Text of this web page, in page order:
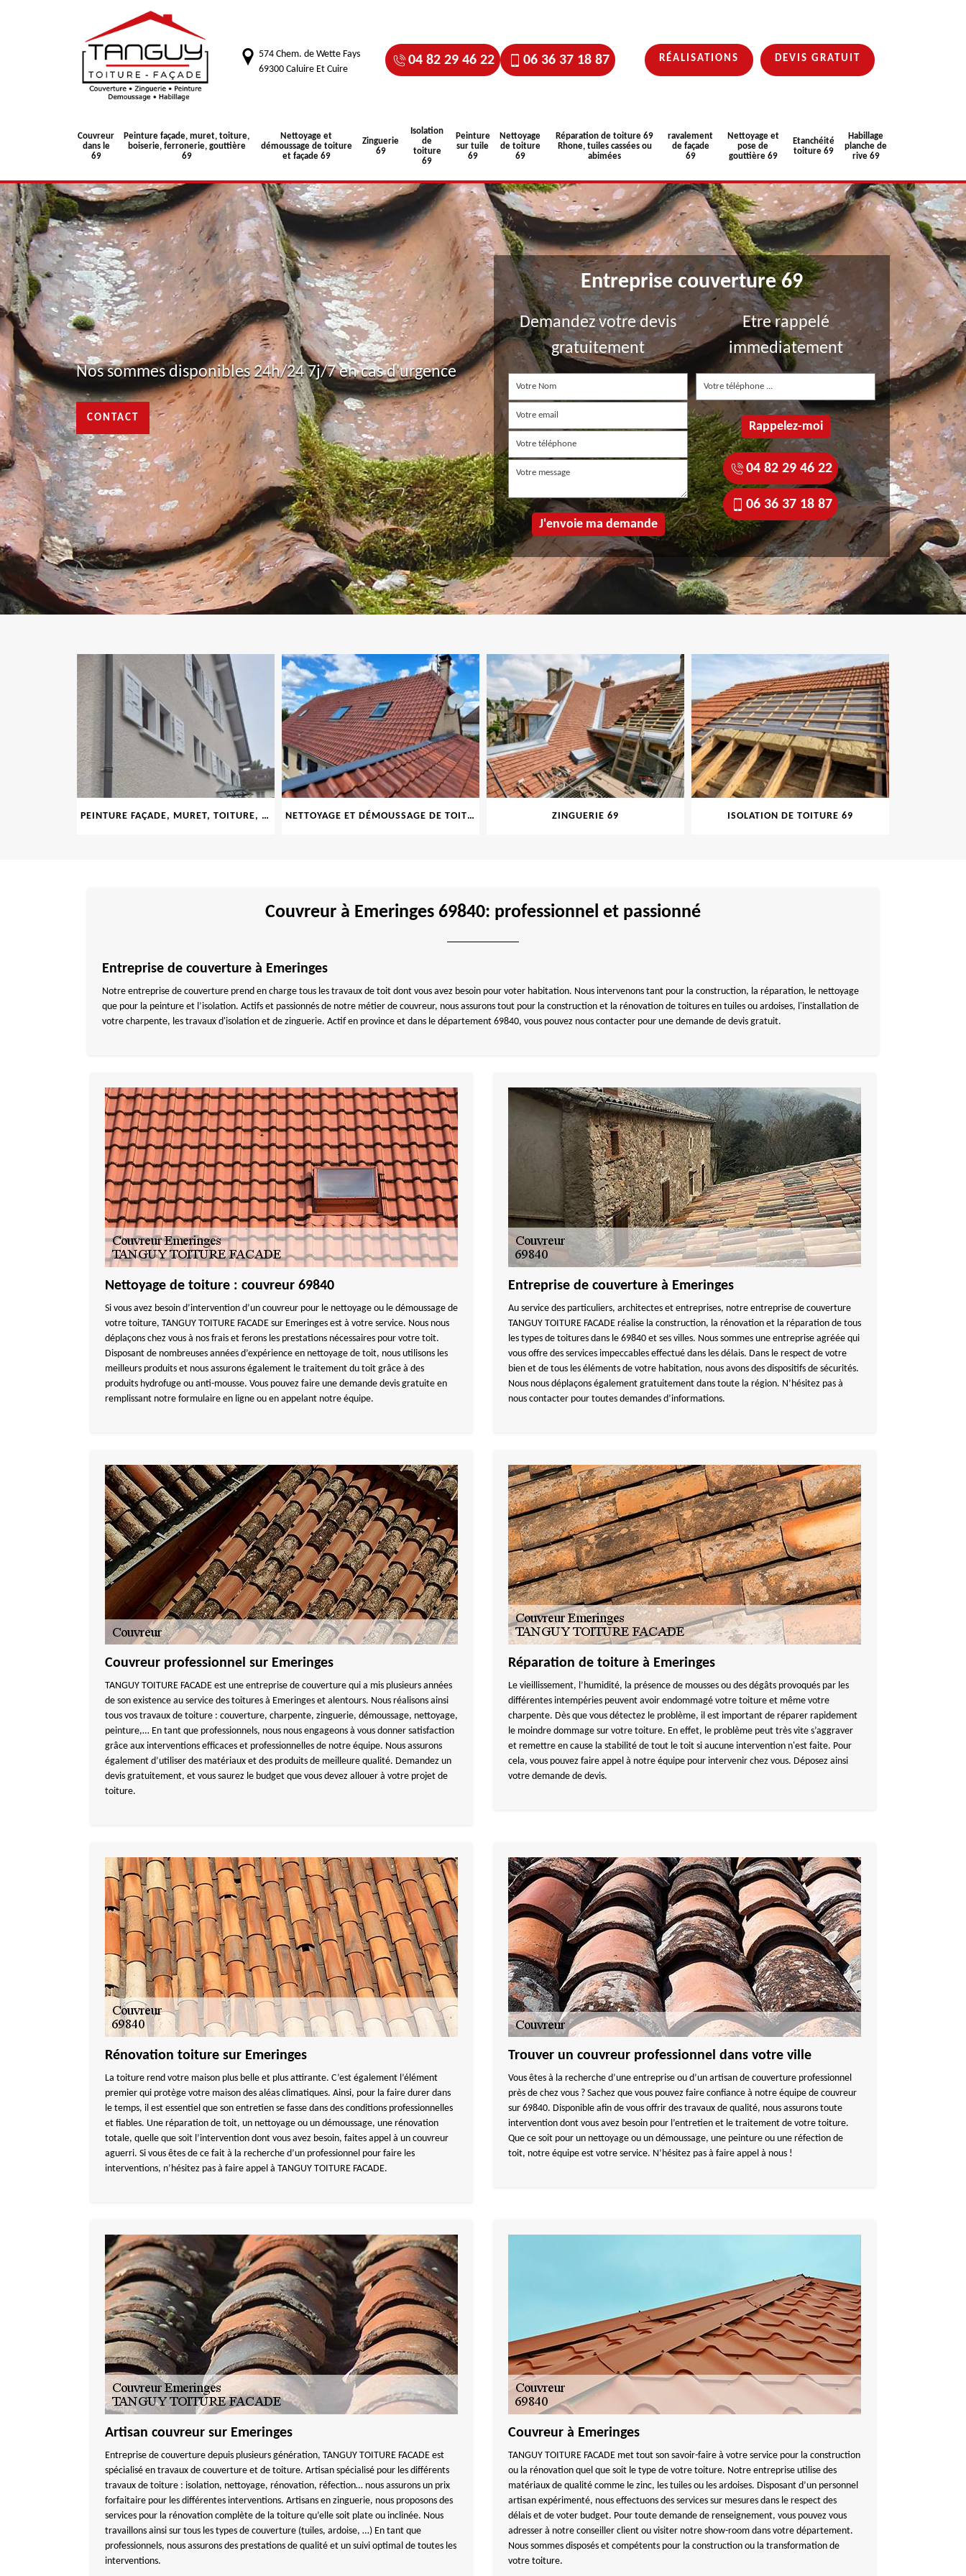
574 Chem. de Wette Fays
69300 Caluire Et Cuire
04 82 29 46 22 06 36 37 18 87 RÉALISATIONS DEVIS GRATUIT
Couvreur
dans le
69
Peinture façade, muret, toiture,
boiserie, ferronerie, gouttière
69
Nettoyage et
démoussage de toiture
et façade 69
Zinguerie
69
Isolation
de
toiture
69
Peinture
sur tuile
69
Nettoyage
de toiture
69
Réparation de toiture 69
Rhone, tuiles cassées ou
abimées
ravalement
de façade
69
Nettoyage et
pose de
gouttière 69
Etanchéité
toiture 69
Habillage
planche de
rive 69
Nos sommes disponibles 24h/24 7j/7 en cas d'urgence
CONTACT
Entreprise couverture 69
Demandez votre devis
gratuitement
Etre rappelé
immediatement
04 82 29 46 22
06 36 37 18 87
PEINTURE FAÇADE, MURET, TOITURE, BOISERIE, FERRONERIE, GOUTTIÈRE 69 NETTOYAGE ET DÉMOUSSAGE DE TOITURE ET FAÇADE 69 ZINGUERIE 69 ISOLATION DE TOITURE 69
Couvreur à Emeringes 69840: professionnel et passionné
Entreprise de couverture à Emeringes
Notre entreprise de couverture prend en charge tous les travaux de toit dont vous avez besoin pour voter habitation. Nous intervenons tant pour la construction, la réparation, le nettoyage
que pour la peinture et l’isolation. Actifs et passionnés de notre métier de couvreur, nous assurons tout pour la construction et la rénovation de toitures en tuiles ou ardoises, l'installation de
votre charpente, les travaux d'isolation et de zinguerie. Actif en province et dans le département 69840, vous pouvez nous contacter pour une demande de devis gratuit.
Nettoyage de toiture : couvreur 69840
Si vous avez besoin d’intervention d’un couvreur pour le nettoyage ou le démoussage de
votre toiture, TANGUY TOITURE FACADE sur Emeringes est à votre service. Nous nous
déplaçons chez vous à nos frais et ferons les prestations nécessaires pour votre toit.
Disposant de nombreuses années d’expérience en nettoyage de toit, nous utilisons les
meilleurs produits et nous assurons également le traitement du toit grâce à des
produits hydrofuge ou anti-mousse. Vous pouvez faire une demande devis gratuite en
remplissant notre formulaire en ligne ou en appelant notre équipe.
Entreprise de couverture à Emeringes
Au service des particuliers, architectes et entreprises, notre entreprise de couverture
TANGUY TOITURE FACADE réalise la construction, la rénovation et la réparation de tous
les types de toitures dans le 69840 et ses villes. Nous sommes une entreprise agréée qui
vous offre des services impeccables effectué dans les délais. Dans le respect de votre
bien et de tous les éléments de votre habitation, nous avons des dispositifs de sécurités.
Nous nous déplaçons également gratuitement dans toute la région. N’hésitez pas à
nous contacter pour toutes demandes d’informations.
Couvreur professionnel sur Emeringes
TANGUY TOITURE FACADE est une entreprise de couverture qui a mis plusieurs années
de son existence au service des toitures à Emeringes et alentours. Nous réalisons ainsi
tous vos travaux de toiture : couverture, charpente, zinguerie, démoussage, nettoyage,
peinture,… En tant que professionnels, nous nous engageons à vous donner satisfaction
grâce aux interventions efficaces et professionnelles de notre équipe. Nous assurons
également d’utiliser des matériaux et des produits de meilleure qualité. Demandez un
devis gratuitement, et vous saurez le budget que vous devez allouer à votre projet de
toiture.
Réparation de toiture à Emeringes
Le vieillissement, l’humidité, la présence de mousses ou des dégâts provoqués par les
différentes intempéries peuvent avoir endommagé votre toiture et même votre
charpente. Dès que vous détectez le problème, il est important de réparer rapidement
le moindre dommage sur votre toiture. En effet, le problème peut très vite s’aggraver
et remettre en cause la stabilité de tout le toit si aucune intervention n'est faite. Pour
cela, vous pouvez faire appel à notre équipe pour intervenir chez vous. Déposez ainsi
votre demande de devis.
Rénovation toiture sur Emeringes
La toiture rend votre maison plus belle et plus attirante. C’est également l’élément
premier qui protège votre maison des aléas climatiques. Ainsi, pour la faire durer dans
le temps, il est essentiel que son entretien se fasse dans des conditions professionnelles
et fiables. Une réparation de toit, un nettoyage ou un démoussage, une rénovation
totale, quelle que soit l’intervention dont vous avez besoin, faites appel à un couvreur
aguerri. Si vous êtes de ce fait à la recherche d’un professionnel pour faire les
interventions, n’hésitez pas à faire appel à TANGUY TOITURE FACADE.
Trouver un couvreur professionnel dans votre ville
Vous êtes à la recherche d’une entreprise ou d’un artisan de couverture professionnel
près de chez vous ? Sachez que vous pouvez faire confiance à notre équipe de couvreur
sur 69840. Disponible afin de vous offrir des travaux de qualité, nous assurons toute
intervention dont vous avez besoin pour l’entretien et le traitement de votre toiture.
Que ce soit pour un nettoyage ou un démoussage, une peinture ou une réfection de
toit, notre équipe est votre service. N’hésitez pas à faire appel à nous !
Artisan couvreur sur Emeringes
Entreprise de couverture depuis plusieurs génération, TANGUY TOITURE FACADE est
spécialisé en travaux de couverture et de toiture. Artisan spécialisé pour les différents
travaux de toiture : isolation, nettoyage, rénovation, réfection… nous assurons un prix
forfaitaire pour les différentes interventions. Artisans en zinguerie, nous proposons des
services pour la rénovation complète de la toiture qu’elle soit plate ou inclinée. Nous
travaillons ainsi sur tous les types de couverture (tuiles, ardoise, …) En tant que
professionnels, nous assurons des prestations de qualité et un suivi optimal de toutes les
interventions.
Couvreur à Emeringes
TANGUY TOITURE FACADE met tout son savoir-faire à votre service pour la construction
ou la rénovation quel que soit le type de votre toiture. Notre entreprise utilise des
matériaux de qualité comme le zinc, les tuiles ou les ardoises. Disposant d’un personnel
artisan expérimenté, nous effectuons des services sur mesures dans le respect des
délais et de voter budget. Pour toute demande de renseignement, vous pouvez vous
adresser à notre conseiller client ou visiter notre show-room dans votre département.
Nous sommes disposés et compétents pour la construction ou la transformation de
votre toiture.